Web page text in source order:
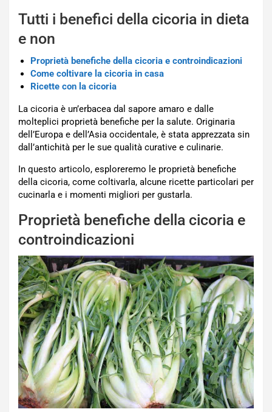
Tutti i benefici della cicoria in dieta
e non
Proprietà benefiche della cicoria e controindicazioni
Come coltivare la cicoria in casa
Ricette con la cicoria
La cicoria è un’erbacea dal sapore amaro e dalle
molteplici proprietà benefiche per la salute. Originaria
dell’Europa e dell’Asia occidentale, è stata apprezzata sin
dall’antichità per le sue qualità curative e culinarie.
In questo articolo, esploreremo le proprietà benefiche
della cicoria, come coltivarla, alcune ricette particolari per
cucinarla e i momenti migliori per gustarla.
Proprietà benefiche della cicoria e
controindicazioni